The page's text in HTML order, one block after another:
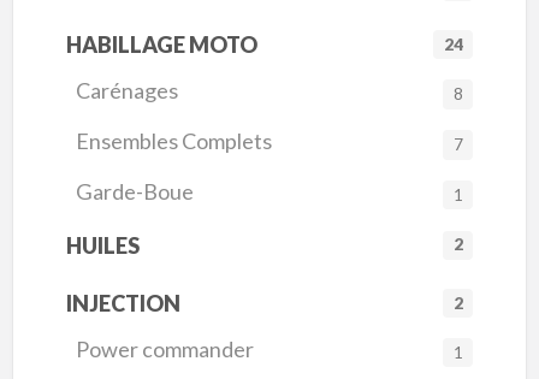
HABILLAGE MOTO 24
Carénages 8
Ensembles Complets 7
Garde-Boue 1
HUILES 2
INJECTION 2
Power commander 1